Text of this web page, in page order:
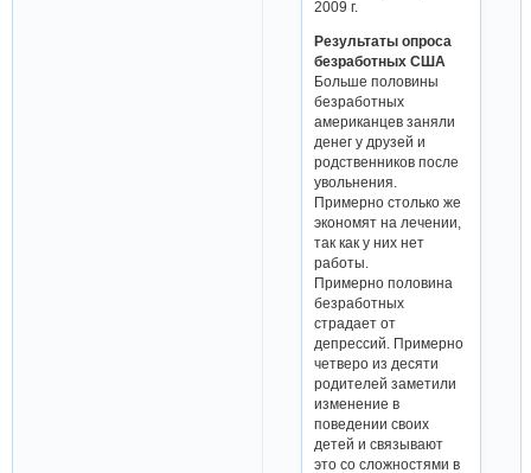
2009 г.
Результаты опроса
безработных США
Больше половины
безработных
американцев заняли
денег у друзей и
родственников после
увольнения.
Примерно столько же
экономят на лечении,
так как у них нет
работы.
Примерно половина
безработных
страдает от
депрессий. Примерно
четверо из десяти
родителей заметили
изменение в
поведении своих
детей и связывают
это со сложностями в